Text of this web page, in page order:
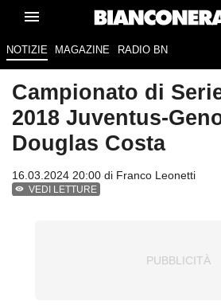
NOTIZIE MAGAZINE RADIO BN
Campionato di
2018 Juventus-
Douglas Costa
16.03.2024 20:00 di Franco Leonetti
VEDI LETTURE